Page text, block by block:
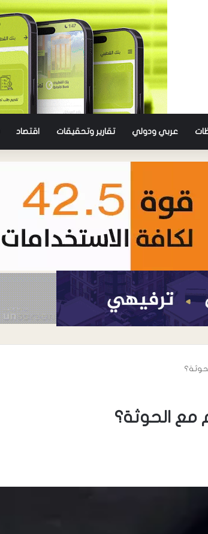
عربي ودولي تقارير وتحقيقات اقتصاد
مع الحوثة؟
أغسطس 8, 2026